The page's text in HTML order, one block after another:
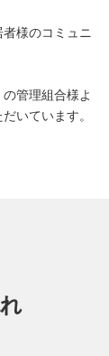
様のコミュニ
管理組合様よ
いています。